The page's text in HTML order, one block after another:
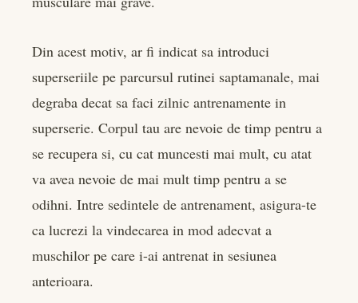
Din acest motiv, ar fi indicat sa introduci
superseriile pe parcursul rutinei saptamanale, mai
degraba decat sa faci zilnic antrenamente in
superserie. Corpul tau are nevoie de timp pentru a
se recupera si, cu cat muncesti mai mult, cu atat
va avea nevoie de mai mult timp pentru a se
odihni. Intre sedintele de antrenament, asigura-te
ca lucrezi la vindecarea in mod adecvat a
muschilor pe care i-ai antrenat in sesiunea
anterioara.